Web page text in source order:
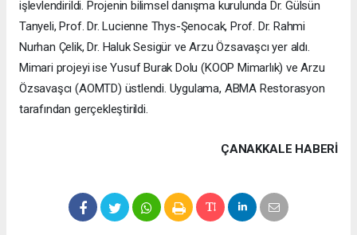
işlevlendirildi. Projenin bilimsel danışma kurulunda Dr. Gülsün
Tanyeli, Prof. Dr. Lucienne Thys-Şenocak, Prof. Dr. Rahmi
Nurhan Çelik, Dr. Haluk Sesigür ve Arzu Özsavaşcı yer aldı.
Mimari projeyi ise Yusuf Burak Dolu (KOOP Mimarlık) ve Arzu
Özsavaşcı (AOMTD) üstlendi. Uygulama, ABMA Restorasyon
tarafından gerçekleştirildi.
ÇANAKKALE HABERİ